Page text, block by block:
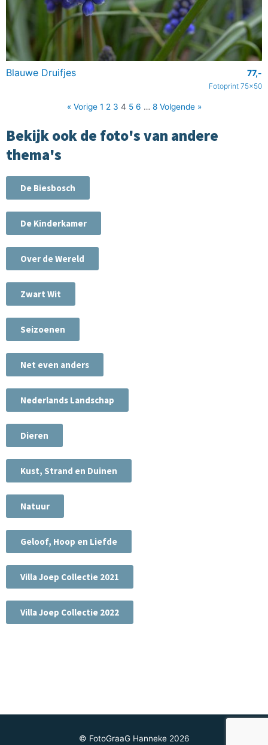
Blauwe Druifjes 77,-
Fotoprint 75x50
« Vorige 1 2 3 4 5 6 … 8 Volgende »
Bekijk ook de foto's van andere
thema's
De Biesbosch
De Kinderkamer
Over de Wereld
Zwart Wit
Seizoenen
Net even anders
Nederlands Landschap
Dieren
Kust, Strand en Duinen
Natuur
Geloof, Hoop en Liefde
Villa Joep Collectie 2021
Villa Joep Collectie 2022
© FotoGraaG Hanneke 2026